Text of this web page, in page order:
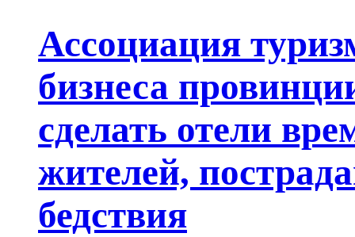
Ассоциация
бизнеса
сделать отели
жителей,
бедствия